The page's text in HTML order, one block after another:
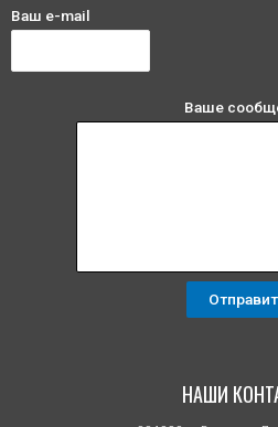
Ваш e-mail
Ваше
НАШИ